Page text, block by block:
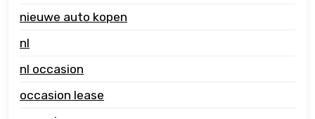
nieuwe auto kopen
nl
nl occasion
occasion lease